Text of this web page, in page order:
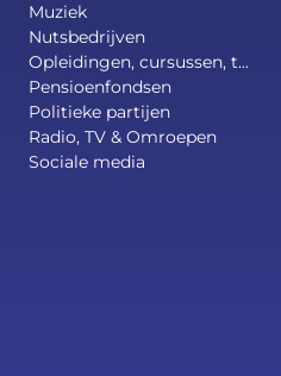
Muziek
Nutsbedrijven
Opleidingen, cursussen, t...
Pensioenfondsen
Politieke partijen
Radio, TV & Omroepen
Sociale media